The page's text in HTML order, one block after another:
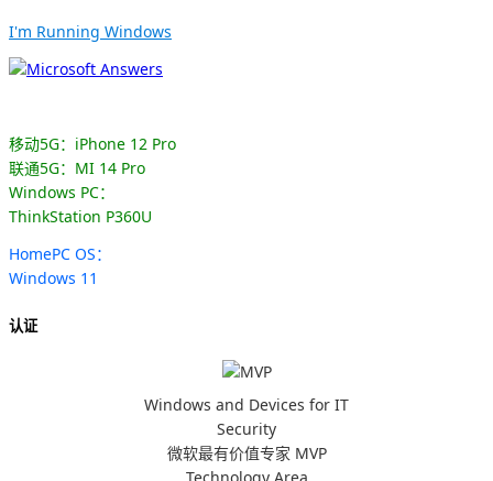
I'm Running Windows
移动5G：iPhone 12 Pro
联通5G：MI 14 Pro
Windows PC：
ThinkStation P360U
HomePC OS：
Windows 11
认证
Windows and Devices for IT
Security
微软最有价值专家 MVP